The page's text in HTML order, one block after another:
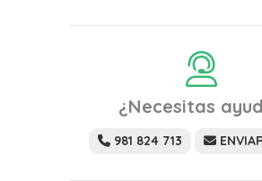
¿Necesitas
981 824 713